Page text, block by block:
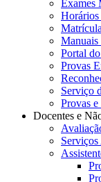
Exames
Horários
Manuais
Portal
Provas
Serviço
Provas
Docentes e